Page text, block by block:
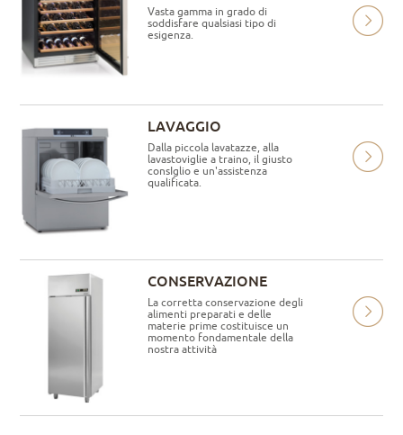
Vasta gamma in grado di
soddisfare qualsiasi tipo di
esigenza.
LAVAGGIO
Dalla piccola lavatazze, alla
lavastoviglie a traino, il giusto
consIglio e un'assistenza
qualificata.
CONSERVAZIONE
La corretta conservazione degli
alimenti preparati e delle
materie prime costituisce un
momento fondamentale della
nostra attività